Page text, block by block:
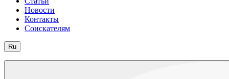
Новости
Контакты
Соискателям
Ru